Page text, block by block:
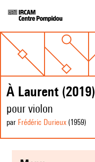
À Laurent (2019)
pour violon
par Frédéric Durieux (1959)